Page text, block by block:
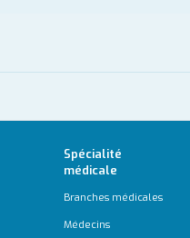
Spécialité
médicale
Branches médicales
Médecins